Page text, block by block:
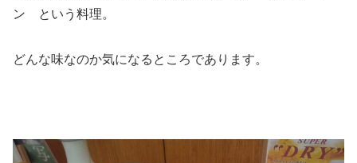
ン という料理。
どんな味なのか気になるところであります。